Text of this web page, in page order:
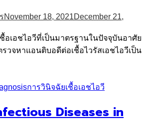
November 18, 2021December 21,
อเอชไอวีที่เป็นมาตรฐานในปัจจุบันอาศัย
รวจหาแอนติบอดีต่อเชื้อไวรัสเอชไอวีเป็น
การวินิจฉัยเชื้อเอชไอวี
Diseases in